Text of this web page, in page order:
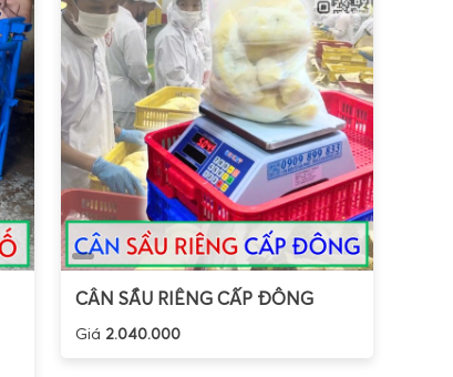
CÂN SẦU RIÊNG CẤP ĐÔNG
Giá 2.040.000